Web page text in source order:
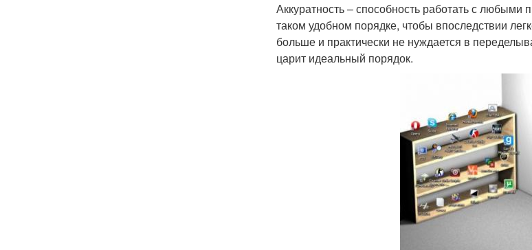
Аккуратность – способность работать с любыми
таком удобном порядке, чтобы впоследствии
больше и практически не нуждается в
царит идеальный порядок.